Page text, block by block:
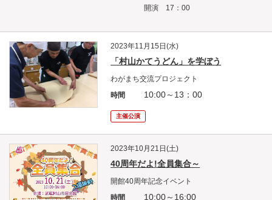
開演 17：00
2023年11月15日(水)
「村山かてうどん」を学ぼう
わがまち交流プロジェクト
時間
10:00～13：00
主催公演
2023年10月21日(土)
40周年だよ!全員集合～
開館40周年記念イベント
時間
10:00～16:00